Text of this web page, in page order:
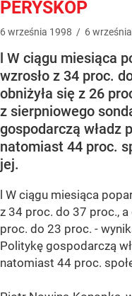
PERYSKOP
6września 1998 / 6września
l W ciągu miesiąca
wzrosło z 34 proc.
obniżyła się z 26
z sierpniowego
gospodarczą władz
natomiast 44 proc.
jej.
l W ciągu miesiąca
z 34 proc. do 37 proc.,
proc. do 23 proc. -
Politykę gospodarczą
natomiast 44 proc.